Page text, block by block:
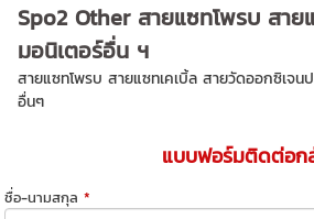
Spo2 Other สายแซทโพรบ สาย
มอนิเตอร์อื่น ฯ
สายแซทโพรบ สายแซทเคเบิ้ล สายวัดออกซิเจน
อื่นๆ
แบบฟอร์มติดต่อก
ชื่อ-นามสกุล *